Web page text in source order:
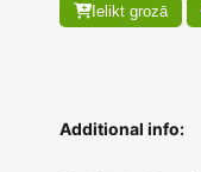
Ielikt grozā
Additional info: